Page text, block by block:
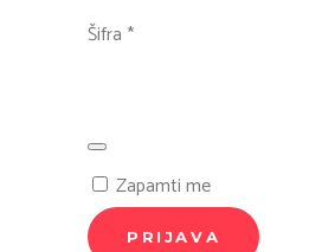
Šifra *Obavezno
Zapamti me
PRIJAVA